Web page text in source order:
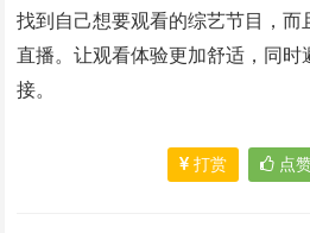
找到自己想要观看的综艺节目，而
直播。让观看体验更加舒适，同时
接。
打赏 点